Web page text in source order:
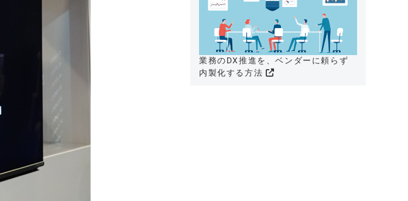
業務のDX推進を、ベンダーに頼らず
内製化する方法